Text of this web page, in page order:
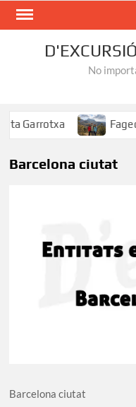
Skip
No
Garrotxa Fageda
Barcelona ciutat
Barcelona ciutat